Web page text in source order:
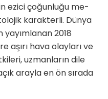
ezici çoğunluğu me­
karakterli. Dün­ya
2018
aşırı hava olayları ve
uzmanların dile
arayla en ön sırada